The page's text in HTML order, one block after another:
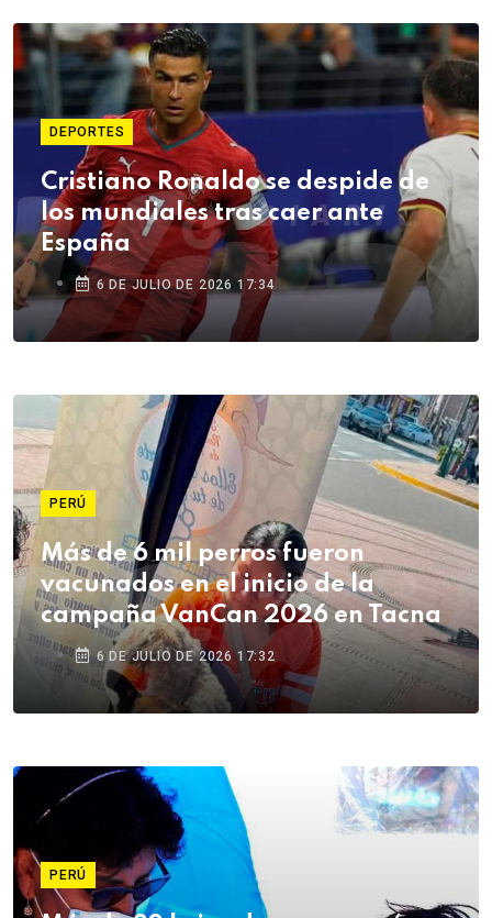
DEPORTES
Cristiano Ronaldo se despide de
los mundiales tras caer ante
España
6 DE JULIO DE 2026 17:34
PERÚ
Más de 6 mil perros fueron
vacunados en el inicio de la
campaña VanCan 2026 en Tacna
6 DE JULIO DE 2026 17:32
PERÚ